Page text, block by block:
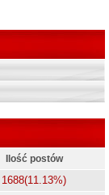
Ilość postów
1688(11.13%)